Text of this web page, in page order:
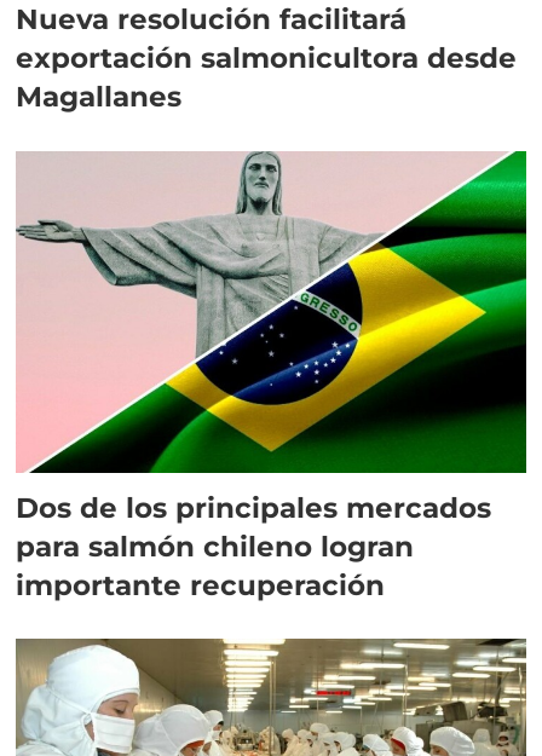
Nueva resolución facilitará
exportación salmonicultora desde
Magallanes
Dos de los principales mercados
para salmón chileno logran
importante recuperación